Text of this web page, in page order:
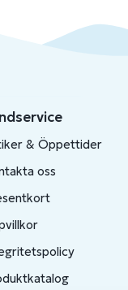
& Öppettider
oss